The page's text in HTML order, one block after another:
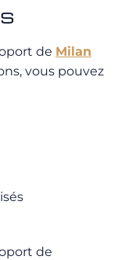
de Milan
vous pouvez
de